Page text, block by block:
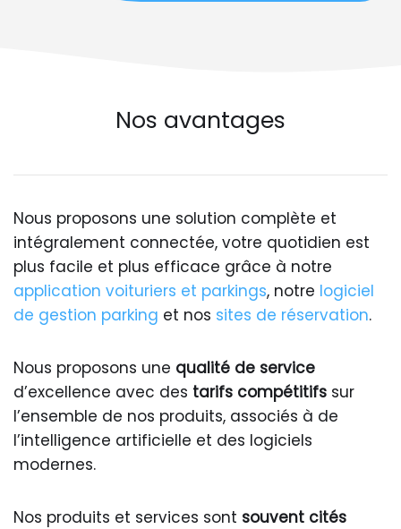
Nos avantages
Nous proposons une solution complète et
intégralement connectée, votre quotidien est
plus facile et plus efficace grâce à notre
application voituriers et parkings, notre logiciel
de gestion parking et nos sites de réservation.
Nous proposons une qualité de service
d’excellence avec des tarifs compétitifs sur
l’ensemble de nos produits, associés à de
l’intelligence artificielle et des logiciels
modernes.
Nos produits et services sont souvent cités